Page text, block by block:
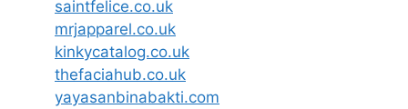
saintfelice.co.uk
mrjapparel.co.uk
kinkycatalog.co.uk
thefaciahub.co.uk
yayasanbinabakti.com